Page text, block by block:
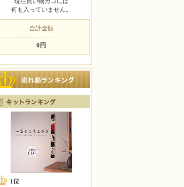
何も入っていません。
合計金額
0円